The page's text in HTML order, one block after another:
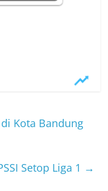
Kota Bandung
Setop Liga 1 →